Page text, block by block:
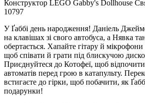
Конструктор LEGO Gabby's Dollhouse
10797
У Ґаббі день народження! Даніель
на клавішах зі свого автобуса, а Нявка
обертається. Хапайте гітару й мікрофони
щоб співати й грати під блискучою
Приєднуйтеся до Котофеї, щоб
автоматів перед грою в катапульту.
встигаєте до гірки, щоб побачити, як
подарунки!